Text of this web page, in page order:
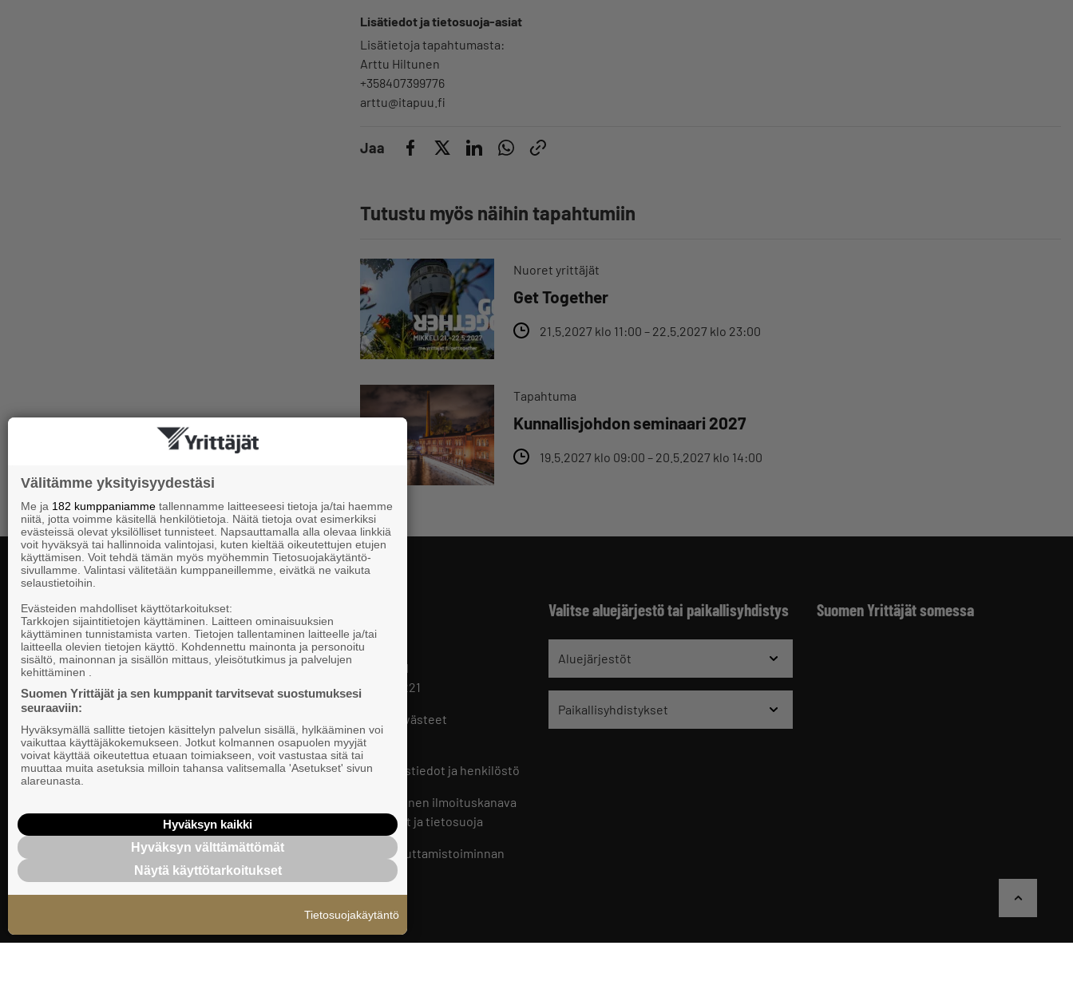
Lisätiedot ja tietosuoja-asiat
Lisätietoja tapahtumasta:
Arttu Hiltunen
+358407399776
arttu@itapuu.fi
Jaa
Tutustu myös näihin tapahtumiin
Nuoret yrittäjät
Get Together
21.5.2027 klo 11:00 – 22.5.2027 klo 23:00
Tapahtuma
Kunnallisjohdon seminaari 2027
19.5.2027 klo 09:00 – 20.5.2027 klo 14:00
Valtakunnallista, alueellista ja paikallista
vaikuttamista pk-yrittäjien puolesta.
Suomen Yrittäjät
PL 999, 00101 HELSINKI
Puhelinvaihde 09 229 221
Tietosuojaseloste ja evästeet
Evästeasetukset
Keskusjärjestön yhteystiedot ja henkilöstö
Suomen Yrittäjien sisäinen ilmoituskanava
Ilmoituskanavan ohjeet ja tietosuoja
Suomen Yrittäjien vaikuttamistoiminnan
tietosuojaseloste
Valitse aluejärjestö tai paikallisyhdistys
Aluejärjestöt
Paikallisyhdistykset
Suomen Yrittäjät somessa
Välitämme yksityisyydestäsi
Me ja 182 kumppaniamme tallennamme laitteeseesi tietoja ja/tai haemme
niitä, jotta voimme käsitellä henkilötietoja. Näitä tietoja ovat esimerkiksi
evästeissä olevat yksilölliset tunnisteet. Napsauttamalla alla olevaa linkkiä
voit hyväksyä tai hallinnoida valintojasi, kuten kieltää oikeutettujen etujen
käyttämisen. Voit tehdä tämän myös myöhemmin Tietosuojakäytäntö-
sivullamme. Valintasi välitetään kumppaneillemme, eivätkä ne vaikuta
selaustietoihin.
Evästeiden mahdolliset käyttötarkoitukset:
Tarkkojen sijaintitietojen käyttäminen. Laitteen ominaisuuksien
käyttäminen tunnistamista varten. Tietojen tallentaminen laitteelle ja/tai
laitteella olevien tietojen käyttö. Kohdennettu mainonta ja personoitu
sisältö, mainonnan ja sisällön mittaus, yleisötutkimus ja palvelujen
kehittäminen .
Suomen Yrittäjät ja sen kumppanit tarvitsevat suostumuksesi
seuraaviin:
Hyväksymällä sallitte tietojen käsittelyn palvelun sisällä, hylkääminen voi
vaikuttaa käyttäjäkokemukseen. Jotkut kolmannen osapuolen myyjät
voivat käyttää oikeutettua etuaan toimiakseen, voit vastustaa sitä tai
muuttaa muita asetuksia milloin tahansa valitsemalla 'Asetukset' sivun
alareunasta.
Hyväksyn kaikki
Hyväksyn välttämättömät
Näytä käyttötarkoitukset
Tietosuojakäytäntö